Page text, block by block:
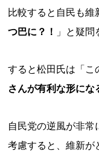
比較すると自民も維
つ巴に？！
」と疑問
すると松田氏は「こ
さんが有利な形にな
自民党の逆風が非常
考慮すると、維新が